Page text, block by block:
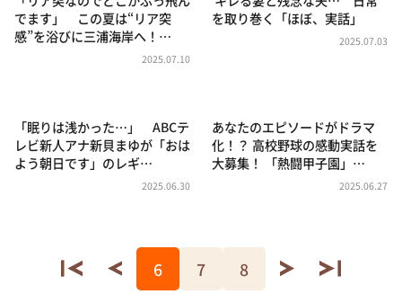
でます」 この夏は“リア突
感”を浴びに三浦海岸へ！…
2025.07.10
を取り巻く「ほぼ、実話」
2025.07.03
「眠りは浅かった…」 ABCテ
レビ新人アナ新貝まゆが「おは
よう朝日です」のレギ…
2025.06.30
あなたのエピソードがドラマ
化！？ 高校野球の感動実話を
大募集！ 「熱闘甲子園」…
2025.06.27
6 7 8